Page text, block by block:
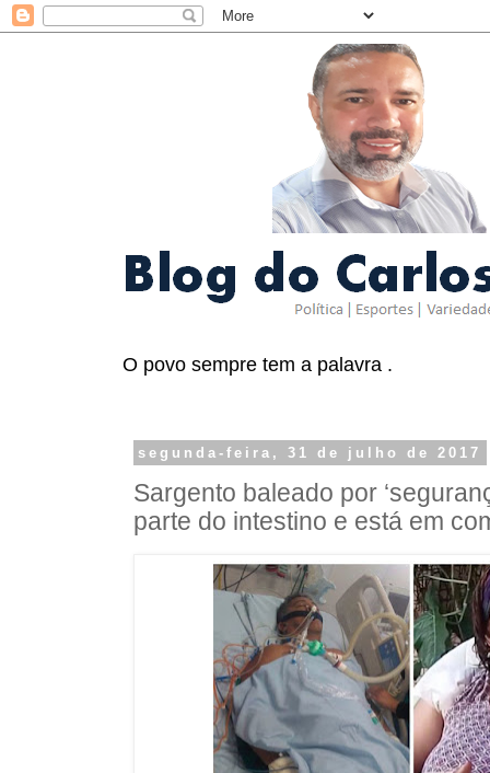
O povo sempre tem a palavra .
segunda-feira, 31 de julho de 2017
Sargento baleado por
parte do intestino e está em